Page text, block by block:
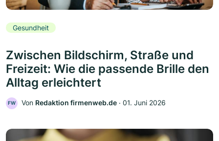
Gesundheit
Zwischen Bildschirm, Straße und
Freizeit: Wie die passende Brille den
Alltag erleichtert
FW Von Redaktion firmenweb.de ‧ 01. Juni 2026